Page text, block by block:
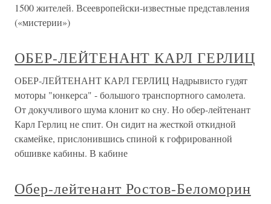
1500 жителей. Всеевропейски-известные представления
(«мистерии»)
ОБЕР-ЛЕЙТЕНАНТ КАРЛ ГЕРЛИЦ
ОБЕР-ЛЕЙТЕНАНТ КАРЛ ГЕРЛИЦ Надрывисто гудят
моторы "юнкерса" - большого транспортного самолета.
От докучливого шума клонит ко сну. Но обер-лейтенант
Карл Герлиц не спит. Он сидит на жесткой откидной
скамейке, прислонившись спиной к гофрированной
обшивке кабины. В кабине
Обер-лейтенант Ростов-Беломорин